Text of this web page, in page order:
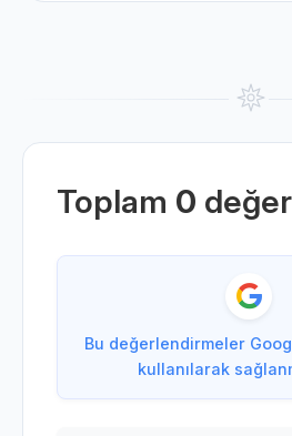
Toplam 0
Bu değerlendirmeler
kullanılarak